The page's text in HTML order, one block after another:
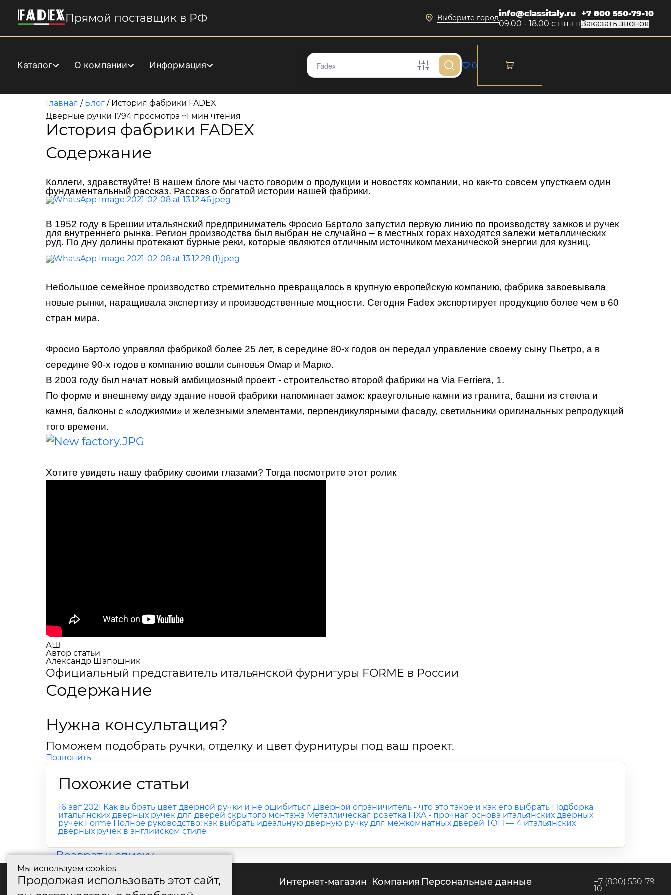
Прямой поставщик в РФ Выберите городinfo@classitaly.ru
09.00 - 18.00 с пн-пт
+7 800 550-79-10
Заказать звонок
Каталог О компании Информация 0
Главная / Блог / История фабрики FADEX
Дверные ручки 1794 просмотра ~1 мин чтения
История фабрики FADEX
Содержание
Коллеги, здравствуйте! В нашем блоге мы часто говорим о продукции и новостях компании, но как-то совсем упусткаем один
фундаментальный рассказ. Рассказ о богатой истории нашей фабрики.
В 1952 году в Брешии итальянский предприниматель Фросио Бартоло запустил первую линию по производству замков и ручек
для внутреннего рынка. Регион производства был выбран не случайно – в местных горах находятся залежи металлических
руд. По дну долины протекают бурные реки, которые являются отличным источником механической энергии для кузниц.
Небольшое семейное производство стремительно превращалось в крупную европейскую компанию, фабрика завоевывала
новые рынки, наращивала экспертизу и производственные мощности. Сегодня Fadex экспортирует продукцию более чем в 60
стран мира.
Фросио Бартоло управлял фабрикой более 25 лет, в середине 80-х годов он передал управление своему сыну Пьетро, а в
середине 90-х годов в компанию вошли сыновья Омар и Марко.
В 2003 году был начат новый амбициозный проект - строительство второй фабрики на Via Ferriera, 1.
По форме и внешнему виду здание новой фабрики напоминает замок: краеугольные камни из гранита, башни из стекла и
камня, балконы с «лоджиями» и железными элементами, перпендикулярными фасаду, светильники оригинальных репродукций
того времени.
Хотите увидеть нашу фабрику своими глазами? Тогда посмотрите этот ролик
АШ
Автор статьи
Александр Шапошник
Официальный представитель итальянской фурнитуры FORME в России
Содержание
Нужна консультация?
Поможем подобрать ручки, отделку и цвет фурнитуры под ваш проект.
Позвонить
Похожие статьи
16 авг 2021 Как выбрать цвет дверной ручки и не ошибиться Дверной ограничитель - что это такое и как его выбрать Подборка
итальянских дверных ручек для дверей скрытого монтажа Металлическая розетка FIXA - прочная основа итальянских дверных
ручек Forme Полное руководство: как выбрать идеальную дверную ручку для межкомнатных дверей ТОП — 4 итальянских
дверных ручек в английском стиле
Возврат к списку
каталог интернет-магазин компания персональные данные +7 (800) 550-79-
10
Мы используем cookies
Продолжая использовать этот сайт,